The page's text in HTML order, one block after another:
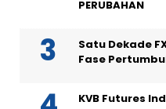
PERUBAHAN
Satu Dekade
Fase
KVB Futures